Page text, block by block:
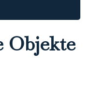
Objekte